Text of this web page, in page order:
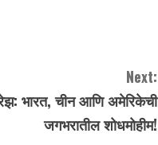
Next:
भारत, चीन आणि अमेरिकेची
जगभरातील शोधमोहीम!